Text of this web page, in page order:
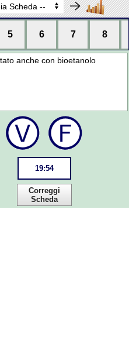
5 6 7 8
anche con bioetanolo
19:54
Correggi
Scheda